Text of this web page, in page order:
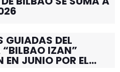
GUIADAS DEL
IZAN”
JUNIO POR EL